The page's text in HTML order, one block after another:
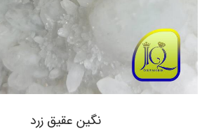
نگین عقیق زرد